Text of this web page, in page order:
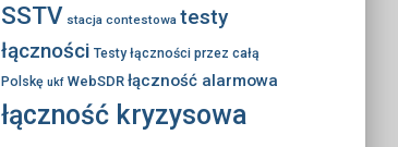
SSTV stacja contestowa testy
łączności Testy łączności przez całą
Polskę ukf WebSDR łączność alarmowa
łączność kryzysowa